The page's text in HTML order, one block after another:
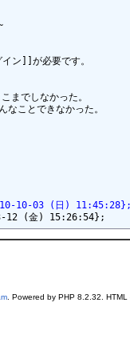
ン]]が必要です。
でしなかった。
ことできなかった。
10-03 (日) 11:45:28};
. Powered by PHP 8.2.32. HTML